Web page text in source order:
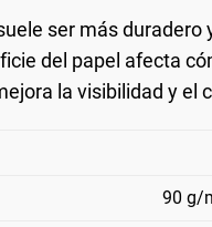
ser más
del papel afecta
la visibilidad y el
90 g/